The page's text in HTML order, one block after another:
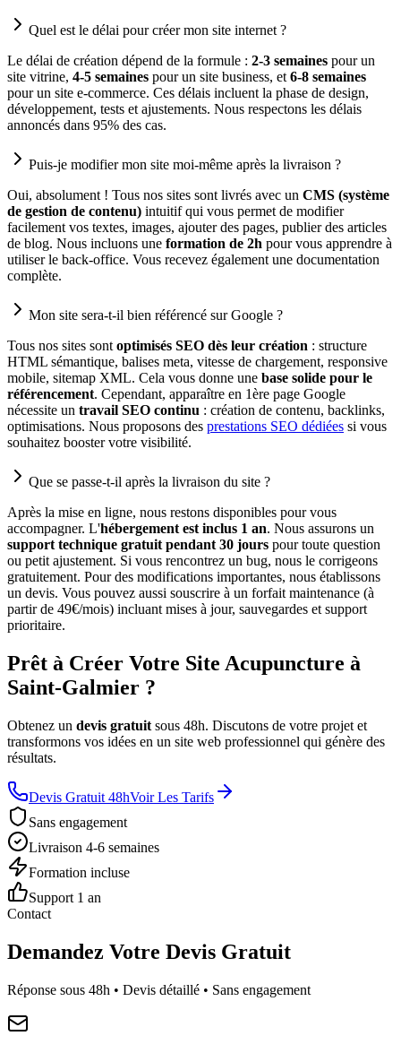
Quel est le délai pour créer mon site internet ?
Le délai de création dépend de la formule : 2-3 semaines pour un
site vitrine, 4-5 semaines pour un site business, et 6-8 semaines
pour un site e-commerce. Ces délais incluent la phase de design,
développement, tests et ajustements. Nous respectons les délais
annoncés dans 95% des cas.
Puis-je modifier mon site moi-même après la livraison ?
Oui, absolument ! Tous nos sites sont livrés avec un CMS (système
de gestion de contenu) intuitif qui vous permet de modifier
facilement vos textes, images, ajouter des pages, publier des articles
de blog. Nous incluons une formation de 2h pour vous apprendre à
utiliser le back-office. Vous recevez également une documentation
complète.
Mon site sera-t-il bien référencé sur Google ?
Tous nos sites sont optimisés SEO dès leur création : structure
HTML sémantique, balises meta, vitesse de chargement, responsive
mobile, sitemap XML. Cela vous donne une base solide pour le
référencement. Cependant, apparaître en 1ère page Google
nécessite un travail SEO continu : création de contenu, backlinks,
optimisations. Nous proposons des prestations SEO dédiées si vous
souhaitez booster votre visibilité.
Que se passe-t-il après la livraison du site ?
Après la mise en ligne, nous restons disponibles pour vous
accompagner. L'hébergement est inclus 1 an. Nous assurons un
support technique gratuit pendant 30 jours pour toute question
ou petit ajustement. Si vous rencontrez un bug, nous le corrigeons
gratuitement. Pour des modifications importantes, nous établissons
un devis. Vous pouvez aussi souscrire à un forfait maintenance (à
partir de 49€/mois) incluant mises à jour, sauvegardes et support
prioritaire.
Prêt à Créer Votre Site Acupuncture à
Saint-Galmier ?
Obtenez un devis gratuit sous 48h. Discutons de votre projet et
transformons vos idées en un site web professionnel qui génère des
résultats.
Devis Gratuit 48hVoir Les Tarifs
Sans engagement
Livraison 4-6 semaines
Formation incluse
Support 1 an
Contact
Demandez Votre Devis Gratuit
Réponse sous 48h • Devis détaillé • Sans engagement